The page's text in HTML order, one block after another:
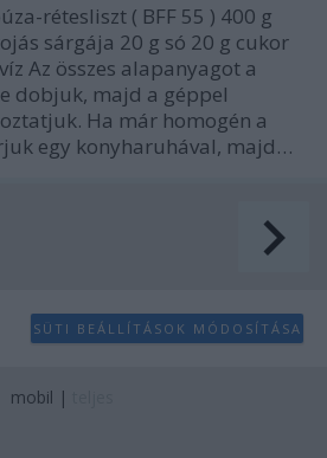
rétesliszt ( BFF 55 ) 400 g
sárgája 20 g só 20 g cukor
Az összes alapanyagot a
dobjuk, majd a géppel
Ha már homogén a
egy konyharuhával, majd…
SÜTI BEÁLLÍTÁSOK MÓDOSÍTÁSA
mobil |